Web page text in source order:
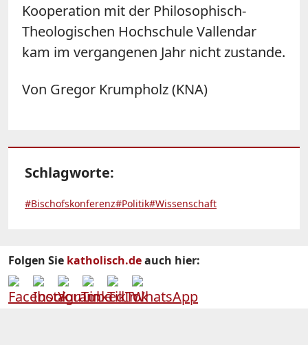
Kooperation mit der Philosophisch-
Theologischen Hochschule Vallendar
kam im vergangenen Jahr nicht zustande.
Von Gregor Krumpholz (KNA)
Schlagworte:
#Bischofskonferenz#Politik#Wissenschaft
Folgen Sie katholisch.deauch hier: